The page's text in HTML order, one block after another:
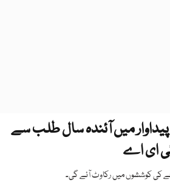
میں آئندہ سال طلب سے
ای اے
کی کوششوں میں رکاوٹ آئے گی۔